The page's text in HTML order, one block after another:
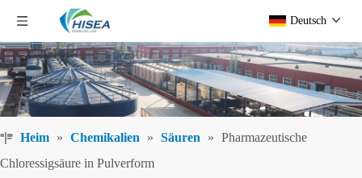
Deutsch
Heim » Chemikalien » Säuren » Pharmazeutische
Chloressigsäure in Pulverform